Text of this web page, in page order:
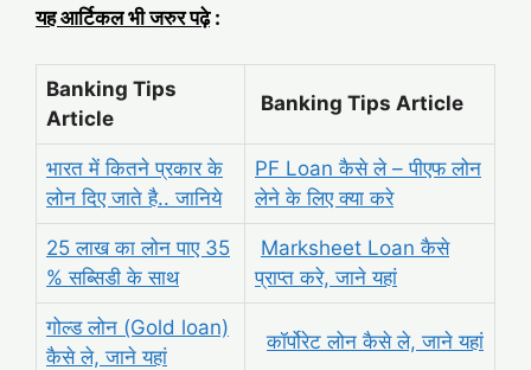
यह आर्टिकल भी जरुर पढ़े:
Banking Tips
Article
Banking Tips Article
भारत में कितने प्रकार के
लोन दिए जाते है.. जानिये
PF Loan कैसे ले – पीएफ लोन
लेने के लिए क्या करे
25 लाख का लोन पाए 35
% सब्सिडी के साथ
Marksheet Loan कैसे
प्राप्त करे, जाने यहां
गोल्ड लोन (Gold loan)
कैसे ले, जाने यहां
कॉर्पोरेट लोन कैसे ले, जाने यहां